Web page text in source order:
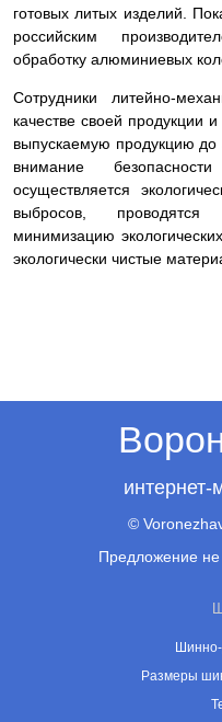
готовых литых изделий.
российским
обработку алюминиевых
Сотрудники литейно-
качестве своей продукции
выпускаемую продукцию до
внимание
осуществляется
выбросов,
минимизацию
экологически чистые
интернет-
©
Предложение не
Шинно-
Размеры